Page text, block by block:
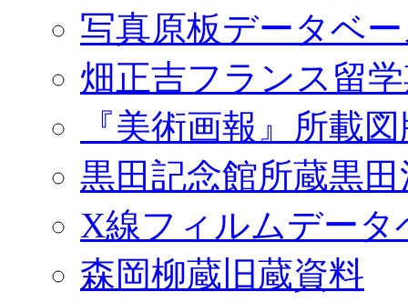
写真原板データベ
畑正吉フランス留
『美術画報』所載
黒田記念館所蔵黒
X線フィルムデータ
森岡柳蔵旧蔵資料